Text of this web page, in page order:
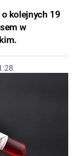
kolejnych 19
w